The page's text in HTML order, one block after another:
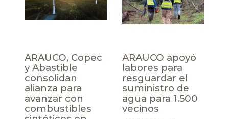
ARAUCO, Copec
y Abastible
consolidan
alianza para
avanzar con
combustibles
ARAUCO apoyó
labores para
resguardar el
suministro de
agua para 1.500
vecinos